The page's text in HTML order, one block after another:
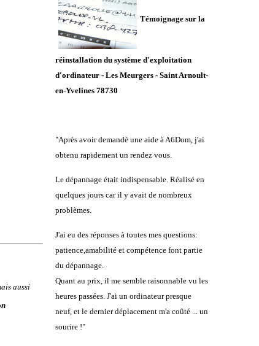
aussi
Témoignage sur la
réinstallation du système d'exploitation
d'ordinateur - Les Meurgers - Saint Arnoult-
en-Yvelines 78730
"Après avoir demandé une aide à A6Dom, j'ai
obtenu rapidement un rendez vous.
Le dépannage était indispensable. Réalisé en
quelques jours car il y avait de nombreux
problèmes.
J'ai eu des réponses à toutes mes questions:
patience,amabilité et compétence font partie
du dépannage.
Quant au prix, il me semble raisonnable vu les
heures passées. J'ai un ordinateur presque
neuf, et le dernier déplacement m'a coûté ... un
sourire !"